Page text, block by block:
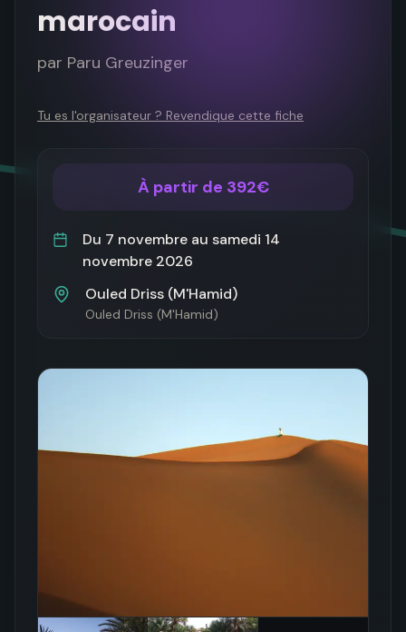
marocain
par Paru Greuzinger
Tu es l'organisateur ? Revendique cette fiche
À partir de 392€
Du 7 novembre ausamedi 14
novembre 2026
Ouled Driss (M'Hamid)
Ouled Driss (M'Hamid)